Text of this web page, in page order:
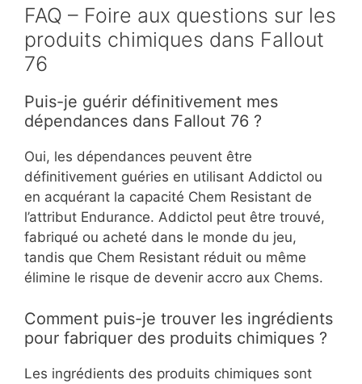
FAQ – Foire aux questions sur les
produits chimiques dans Fallout
76
Puis-je guérir définitivement mes
dépendances dans Fallout 76 ?
Oui, les dépendances peuvent être
définitivement guéries en utilisant Addictol ou
en acquérant la capacité Chem Resistant de
l’attribut Endurance. Addictol peut être trouvé,
fabriqué ou acheté dans le monde du jeu,
tandis que Chem Resistant réduit ou même
élimine le risque de devenir accro aux Chems.
Comment puis-je trouver les ingrédients
pour fabriquer des produits chimiques ?
Les ingrédients des produits chimiques sont